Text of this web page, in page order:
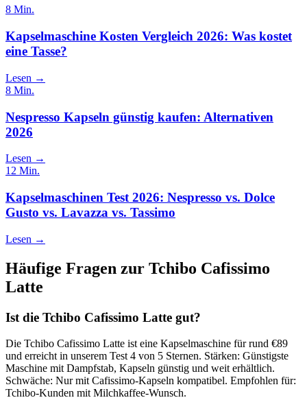
8 Min.
Kapselmaschine Kosten Vergleich 2026: Was kostet
eine Tasse?
Lesen →
8 Min.
Nespresso Kapseln günstig kaufen: Alternativen
2026
Lesen →
12 Min.
Kapselmaschinen Test 2026: Nespresso vs. Dolce
Gusto vs. Lavazza vs. Tassimo
Lesen →
Häufige Fragen zur Tchibo Cafissimo
Latte
Ist die Tchibo Cafissimo Latte gut?
Die Tchibo Cafissimo Latte ist eine Kapselmaschine für rund €89
und erreicht in unserem Test 4 von 5 Sternen. Stärken: Günstigste
Maschine mit Dampfstab, Kapseln günstig und weit erhältlich.
Schwäche: Nur mit Cafissimo-Kapseln kompatibel. Empfohlen für:
Tchibo-Kunden mit Milchkaffee-Wunsch.